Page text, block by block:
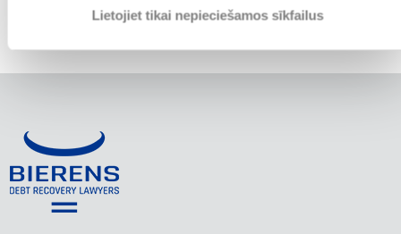
Lietojiet tikai nepieciešamos sīkfailus